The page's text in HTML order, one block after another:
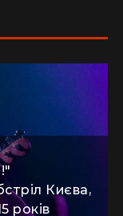
Києва,
років